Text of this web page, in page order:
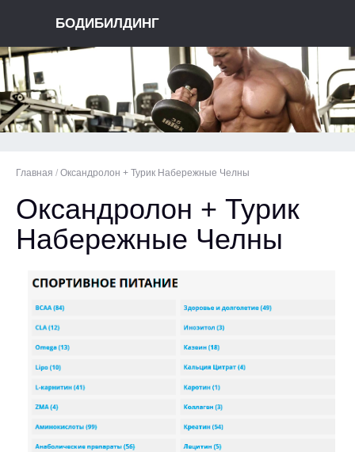
БОДИБИЛДИНГ
Главная / Оксандролон + Турик Набережные Челны
Оксандролон + Турик
Набережные Челны